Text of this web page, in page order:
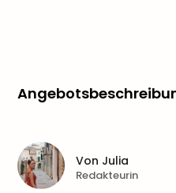
Von Julia
Redakteurin